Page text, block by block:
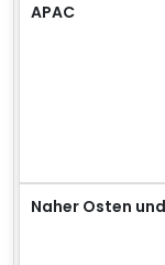
APAC
Naher Osten